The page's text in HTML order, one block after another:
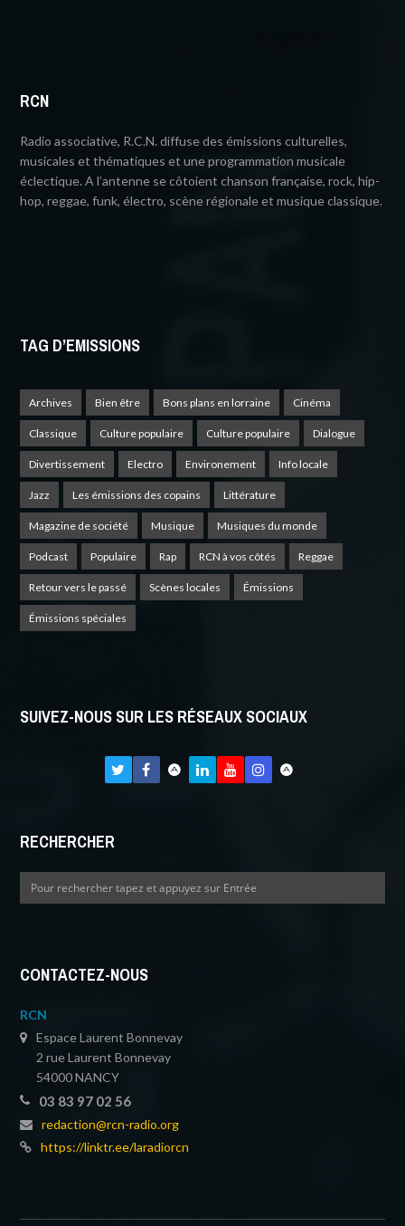
RCN
Radio associative, R.C.N. diffuse des émissions culturelles,
musicales et thématiques et une programmation musicale
éclectique. A l’antenne se côtoient chanson française, rock, hip-
hop, reggae, funk, électro, scène régionale et musique classique.
TAG D’EMISSIONS
Archives Bien être Bons plans en lorraine Cinéma
Classique Culture populaire Culture populaire Dialogue
Divertissement Electro Environement Info locale
Jazz Les émissions des copains Littérature
Magazine de société Musique Musiques du monde
Podcast Populaire Rap RCN à vos côtés Reggae
Retour vers le passé Scènes locales Émissions
Émissions spéciales
SUIVEZ-NOUS SUR LES RÉSEAUX SOCIAUX
RECHERCHER
CONTACTEZ-NOUS
RCN
Espace Laurent Bonnevay
2 rue Laurent Bonnevay
54000 NANCY
03 83 97 02 56
redaction@rcn-radio.org
https://linktr.ee/laradiorcn